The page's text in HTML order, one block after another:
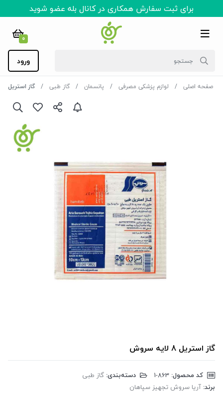
برای ثبت سفارش همکاری در کانال بله عضو شوید
0
ورود
صفحه اصلی لوازم پزشکی مصرفی پانسمان گاز طبی گاز استریل 8 لایه سروش
گاز استریل 8 لایه سروش
کد محصول: دسته‌بندی: گاز طبی
برند: آریا سروش تجهیز سپاهان